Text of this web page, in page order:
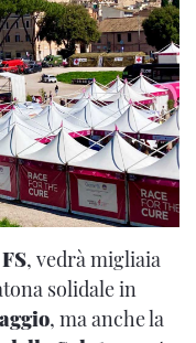
, vedrà migliaia
solidale in
, ma anche la